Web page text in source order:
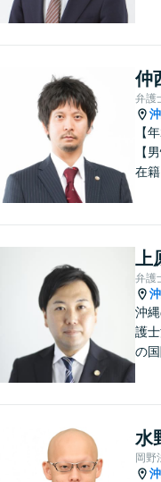
種
り
て
て
く
仲
弁護
【
【
在
業
す
を
籍。
上
弁護
沖
護
の
相
に
水
岡野